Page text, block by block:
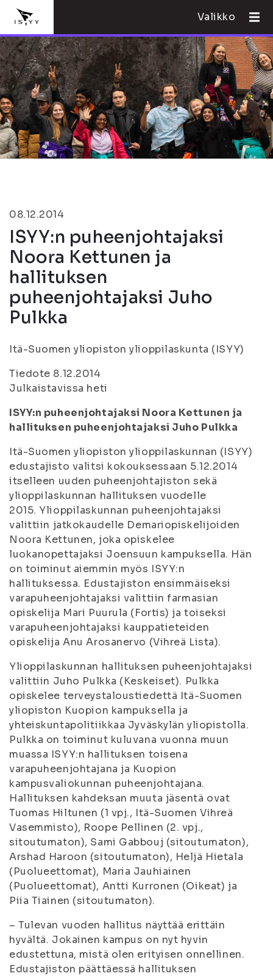
Valikko
08.12.2014
ISYY:n puheenjohtajaksi
Noora Kettunen ja
hallituksen
puheenjohtajaksi Juho
Pulkka
Itä-Suomen yliopiston ylioppilaskunta (ISYY)
Tiedote 8.12.2014
Julkaistavissa heti
ISYY:n puheenjohtajaksi Noora Kettunen ja
hallituksen puheenjohtajaksi Juho Pulkka
Itä-Suomen yliopiston ylioppilaskunnan (ISYY)
edustajisto valitsi kokouksessaan 5.12.2014
itselleen uuden puheenjohtajiston sekä
ylioppilaskunnan hallituksen vuodelle
2015. Ylioppilaskunnan puheenjohtajaksi
valittiin jatkokaudelle Demariopiskelijoiden
Noora Kettunen, joka opiskelee
luokanopettajaksi Joensuun kampuksella. Hän
on toiminut aiemmin myös ISYY:n
hallituksessa. Edustajiston ensimmäiseksi
varapuheenjohtajaksi valittiin farmasian
opiskelija Mari Puurula (Fortis) ja toiseksi
varapuheenjohtajaksi kauppatieteiden
opiskelija Anu Arosanervo (Vihreä Lista).
Ylioppilaskunnan hallituksen puheenjohtajaksi
valittiin Juho Pulkka (Keskeiset). Pulkka
opiskelee terveystaloustiedettä Itä-Suomen
yliopiston Kuopion kampuksella ja
yhteiskuntapolitiikkaa Jyväskylän yliopistolla.
Pulkka on toiminut kuluvana vuonna muun
muassa ISYY:n hallituksen toisena
varapuheenjohtajana ja Kuopion
kampusvaliokunnan puheenjohtajana.
Hallituksen kahdeksan muuta jäsentä ovat
Tuomas Hiltunen (1 vpj., Itä-Suomen Vihreä
Vasemmisto), Roope Pellinen (2. vpj.,
sitoutumaton), Sami Gabbouj (sitoutumaton),
Arshad Haroon (sitoutumaton), Heljä Hietala
(Puolueettomat), Maria Jauhiainen
(Puolueettomat), Antti Kurronen (Oikeat) ja
Piia Tiainen (sitoutumaton).
– Tulevan vuoden hallitus näyttää erittäin
hyvältä. Jokainen kampus on nyt hyvin
edustettuna, mistä olen erityisen onnellinen.
Edustajiston päättäessä hallituksen